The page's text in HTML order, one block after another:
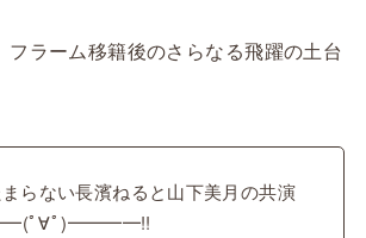
フラーム移籍後のさらなる飛躍の土台
らない長濱ねると山下美月の共演
ﾟ∀ﾟ)━━━━!!